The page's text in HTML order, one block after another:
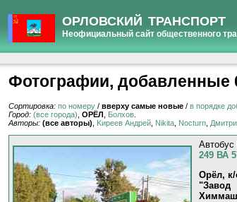
ОРЛОВСКИЙ ТРАНСПОРТ
Неофициальный сайт общественного
Фотографии, добавленные
Сортировка: по номеру / вверху самые новые / в порядке
Город: (все города) ОРЁЛ Болхов
Авторы: (все авторы) Kиpeeв Aндpeй Nikita Nocturn
Автобус
249 ВА
Орёл, к/
"Завод